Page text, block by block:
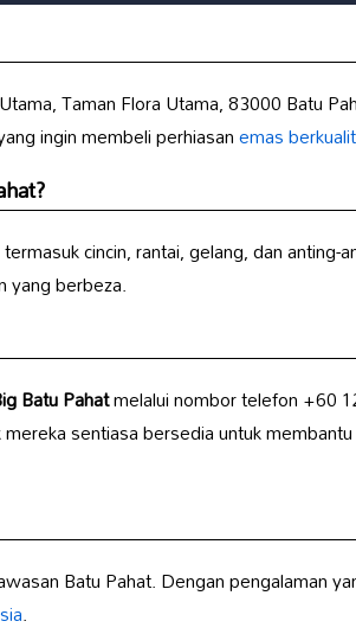
Taman Flora Utama, 83000 Batu
ingin membeli perhiasanemas
?
termasuk cincin, rantai, gelang, dan anting-
yang berbeza.
Batu Pahatmelalui nombor telefon +60
sentiasa bersedia untuk membantu
Batu Pahat. Dengan pengalaman
.